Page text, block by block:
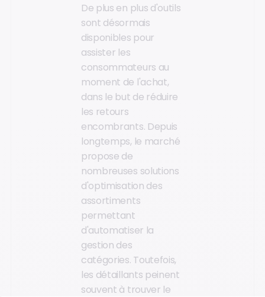
De plus en plus d'outils
sont désormais
disponibles pour
assister les
consommateurs au
moment de l'achat,
dans le but de réduire
les retours
encombrants. Depuis
longtemps, le marché
propose de
nombreuses solutions
d'optimisation des
assortiments
permettant
d'automatiser la
gestion des
catégories. Toutefois,
les détaillants peinent
souvent à trouver le